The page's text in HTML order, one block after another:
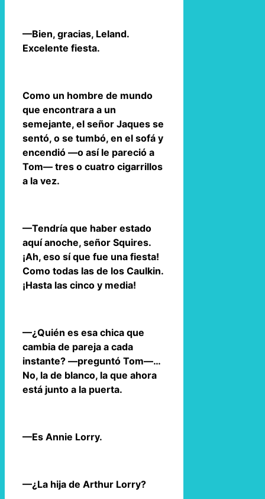
—Bien, gracias, Leland.
Excelente fiesta.
Como un hombre de mundo
que encontrara a un
semejante, el señor Jaques se
sentó, o se tumbó, en el sofá y
encendió —o así le pareció a
Tom— tres o cuatro cigarrillos
a la vez.
—Tendría que haber estado
aquí anoche, señor Squires.
¡Ah, eso sí que fue una fiesta!
Como todas las de los Caulkin.
¡Hasta las cinco y media!
—¿Quién es esa chica que
cambia de pareja a cada
instante? —preguntó Tom—…
No, la de blanco, la que ahora
está junto a la puerta.
—Es Annie Lorry.
—¿La hija de Arthur Lorry?